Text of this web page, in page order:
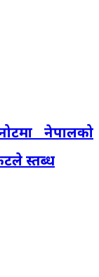
नेपालको
स्तब्ध